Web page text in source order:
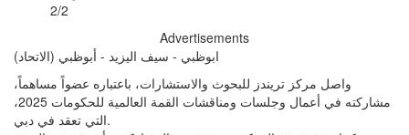
2/2
Advertisements
ابوظبي - سيف اليزيد - أبوظبي (الاتحاد)
واصل مركز تريندز للبحوث والاستشارات، باعتباره عضواً مساهماً،
مشاركته في أعمال وجلسات ومناقشات القمة العالمية للحكومات 2025،
التي تعقد في دبي.